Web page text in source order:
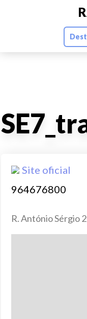
Site oficial
964676800
R. António Sérgio